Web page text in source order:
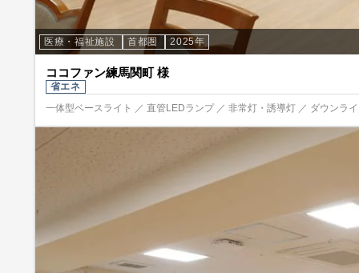
医療・福祉施設 首都圏 2025年
ココファン練馬関町 様
省エネ
一体型ベースライト ／ 直管LEDランプ ／ 非常灯・誘導灯 ／ ダウンラ